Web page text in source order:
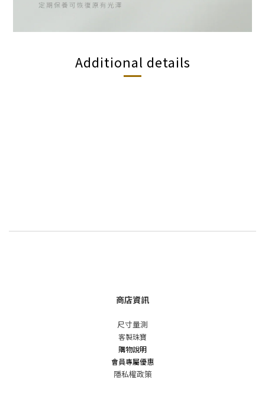
Additional details
商店資訊
尺寸量測
客製珠寶
購物說明
會員專屬優惠
隱私權政策